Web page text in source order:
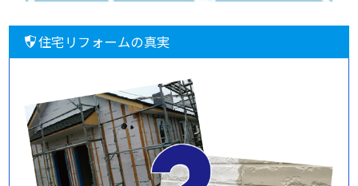
住宅リフォームの真実